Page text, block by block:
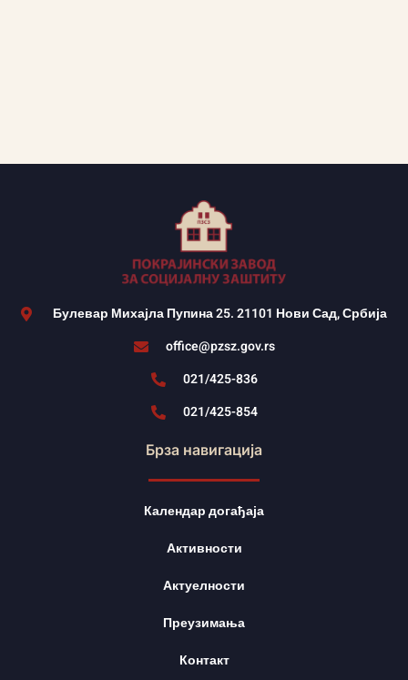
Булевар Михајла Пупина 25. 21101 Нови Сад, Србија
office@pzsz.gov.rs
021/425-836
021/425-854
Брза навигација
Календар догађаја
Активности
Актуелности
Преузимања
Контакт